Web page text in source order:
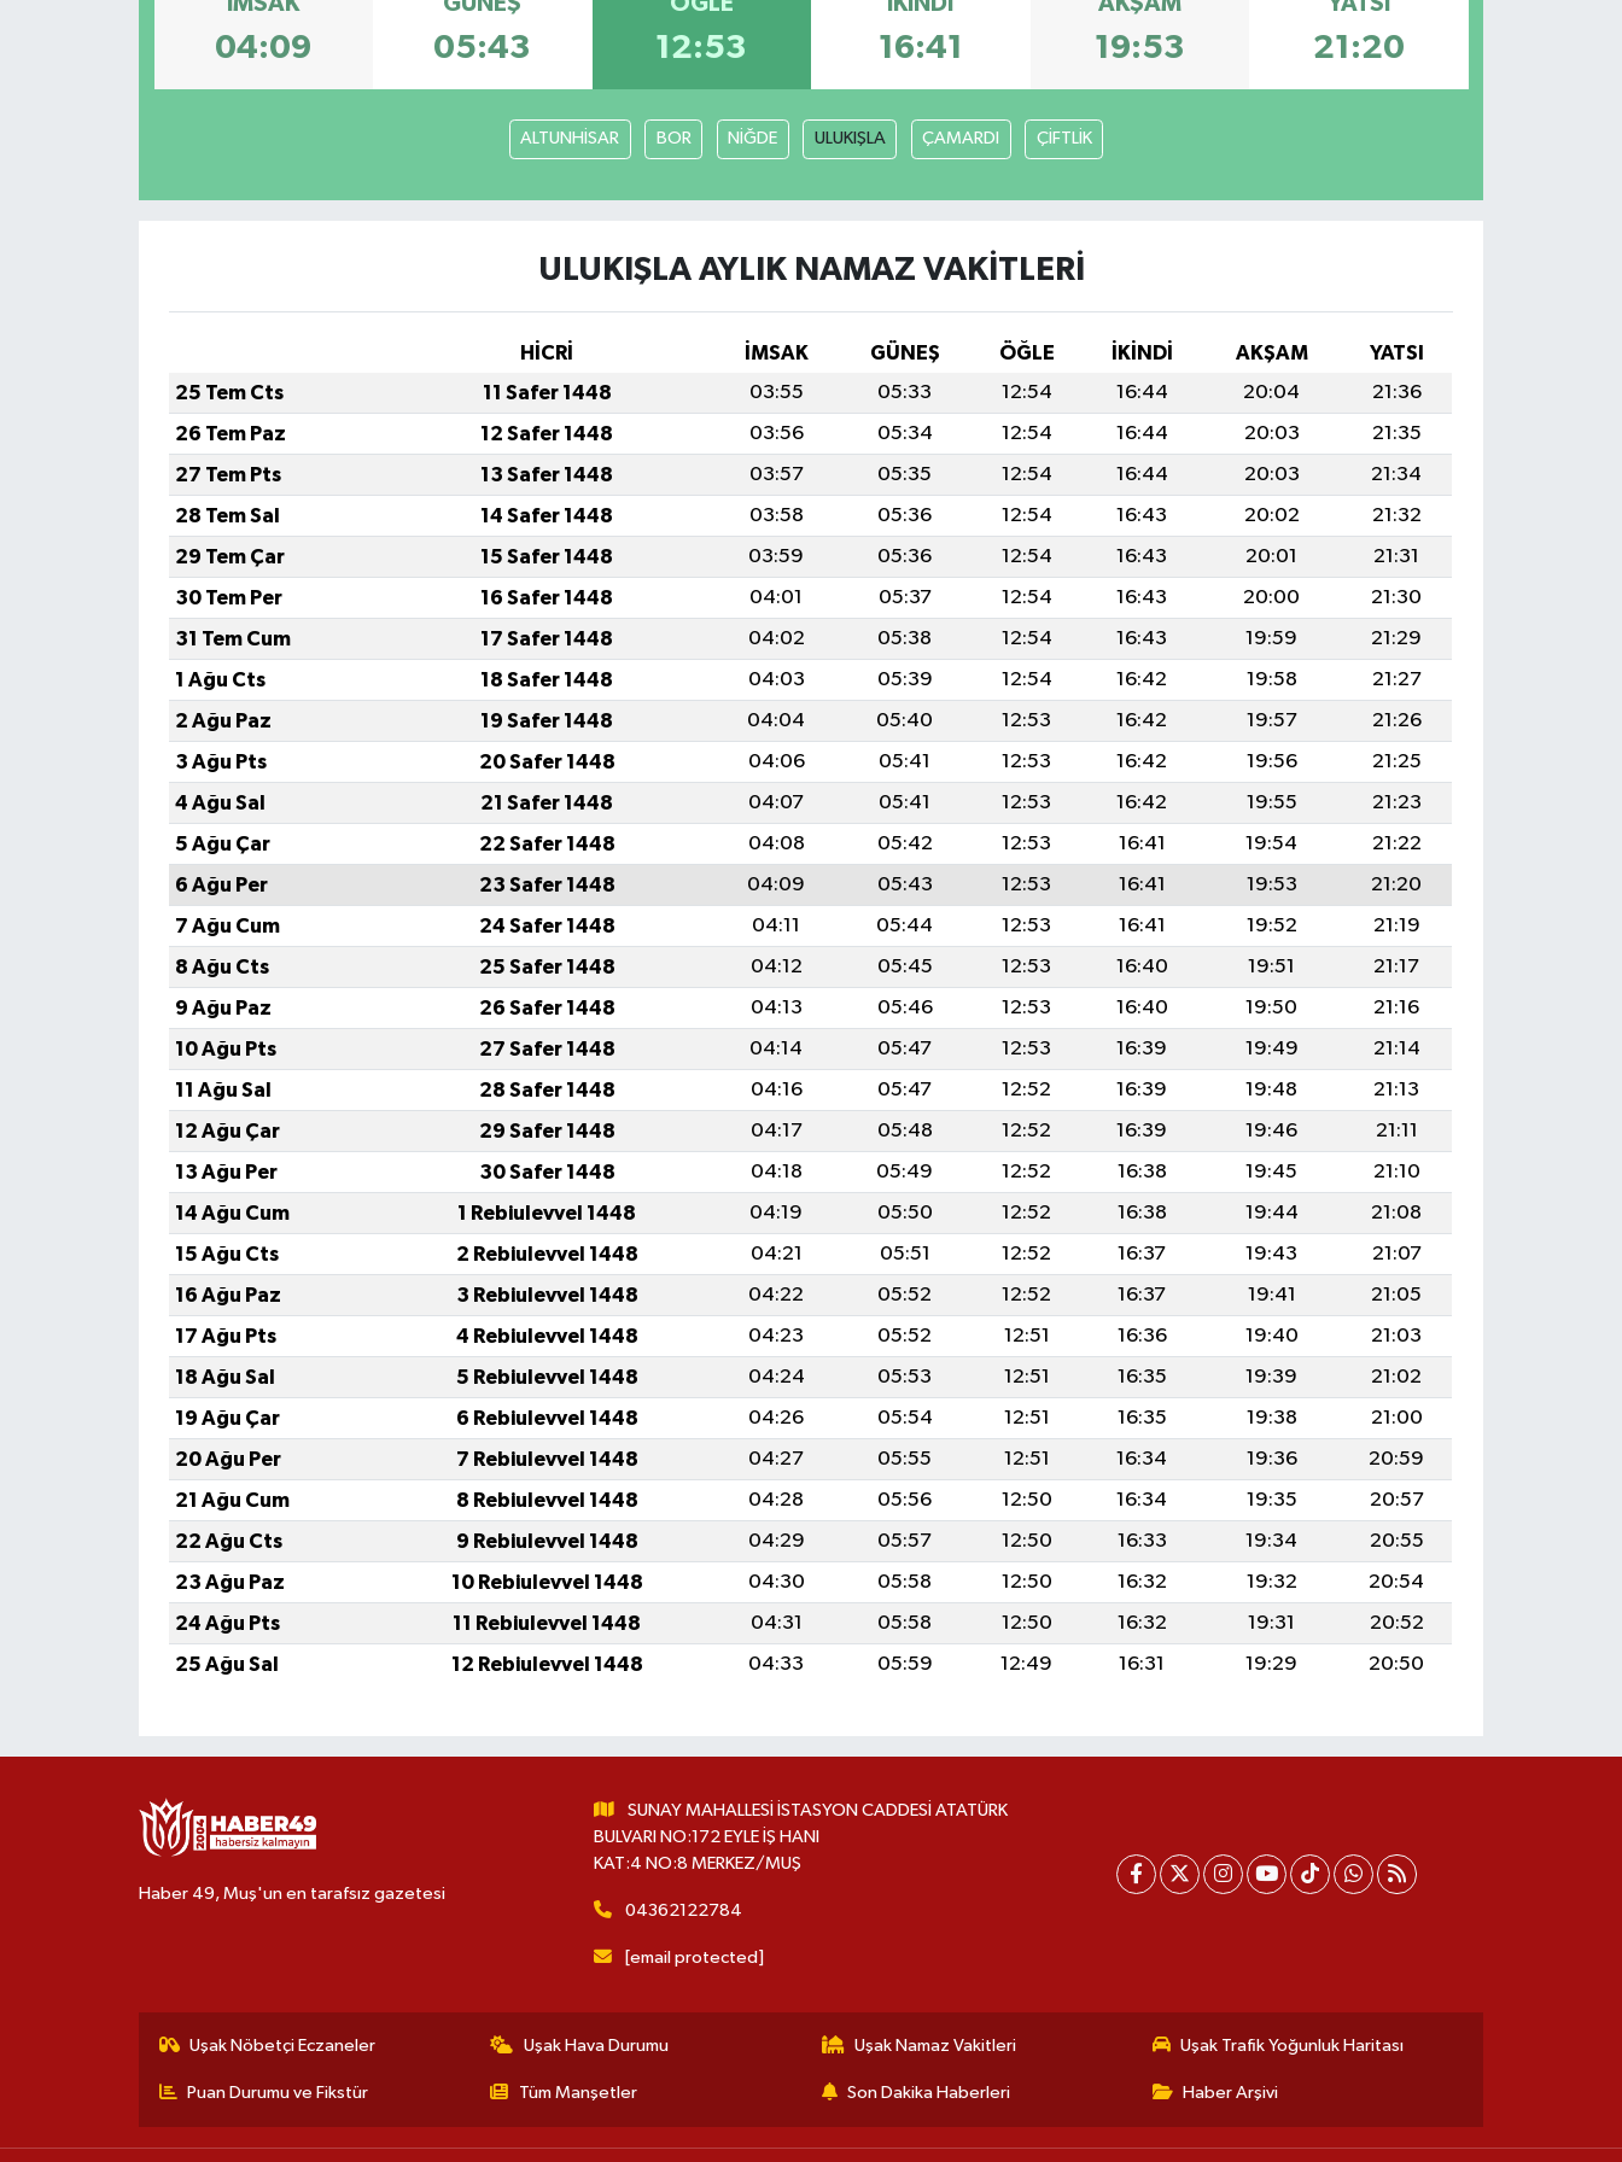
04:09 05:43 12:53 16:41 19:53 21:20
ALTUNHİSAR BOR NİĞDE ULUKIŞLA ÇAMARDI ÇİFTLİK
ULUKIŞLA AYLIK NAMAZ VAKITLERI
HİCRİ İMSAK GÜNEŞ ÖĞLE İKINDI AKŞAM
YATSI
25 Tem Cts
11 Safer 1448 03:55 05:33 12:54 16:44 20:04
21:36
26 Tem Paz
12 Safer 1448 03:56 05:34 12:54 16:44 20:03
21:35
27 Tem Pts
13 Safer 1448 03:57 05:35 12:54 16:44 20:03
21:34
28 Tem Sal
14 Safer 1448 03:58 05:36 12:54 16:43 20:02
21:32
29 Tem Çar
15 Safer 1448 03:59 05:36 12:54 16:43 20:01
21:31
30 Tem Per
16 Safer 1448 04:01 05:37 12:54 16:43 20:00
21:30
31 Tem Cum
17 Safer 1448 04:02 05:38 12:54 16:43 19:59
21:29
1 Ağu Cts
18 Safer 1448 04:03 05:39 12:54 16:42 19:58
21:27
2 Ağu Paz
19 Safer 1448 04:04 05:40 12:53 16:42 19:57
21:26
3 Ağu Pts
20 Safer 1448 04:06 05:41 12:53 16:42 19:56
21:25
4 Ağu Sal
21 Safer 1448 04:07 05:41 12:53 16:42 19:55
21:23
5 Ağu Çar
22 Safer 1448 04:08 05:42 12:53 16:41 19:54
21:22
6 Ağu Per
23 Safer 1448 04:09 05:43 12:53 16:41 19:53
21:20
7 Ağu Cum
24 Safer 1448 04:11 05:44 12:53 16:41 19:52
21:19
8 Ağu Cts
25 Safer 1448 04:12 05:45 12:53 16:40 19:51
21:17
9 Ağu Paz
26 Safer 1448 04:13 05:46 12:53 16:40 19:50
21:16
10 Ağu Pts
27 Safer 1448 04:14 05:47 12:53 16:39 19:49
21:14
11 Ağu Sal
28 Safer 1448 04:16 05:47 12:52 16:39 19:48
21:13
12 Ağu Çar
29 Safer 1448 04:17 05:48 12:52 16:39 19:46
21:11
13 Ağu Per
30 Safer 1448 04:18 05:49 12:52 16:38 19:45
21:10
14 Ağu Cum
1 Rebiulevvel 1448 04:19 05:50 12:52 16:38 19:44
21:08
15 Ağu Cts
2 Rebiulevvel 1448 04:21 05:51 12:52 16:37 19:43
21:07
16 Ağu Paz
3 Rebiulevvel 1448 04:22 05:52 12:52 16:37 19:41
21:05
17 Ağu Pts
4 Rebiulevvel 1448 04:23 05:52 12:51 16:36 19:40
21:03
18 Ağu Sal
5 Rebiulevvel 1448 04:24 05:53 12:51 16:35 19:39
21:02
19 Ağu Çar
6 Rebiulevvel 1448 04:26 05:54 12:51 16:35 19:38
21:00
20 Ağu Per
7 Rebiulevvel 1448 04:27 05:55 12:51 16:34 19:36
20:59
21 Ağu Cum
8 Rebiulevvel 1448 04:28 05:56 12:50 16:34 19:35
20:57
22 Ağu Cts
9 Rebiulevvel 1448 04:29 05:57 12:50 16:33 19:34
20:55
23 Ağu Paz
10 Rebiulevvel 1448 04:30 05:58 12:50 16:32 19:32
20:54
24 Ağu Pts
11 Rebiulevvel 1448 04:31 05:58 12:50 16:32 19:31
20:52
25 Ağu Sal
12 Rebiulevvel 1448 04:33 05:59 12:49 16:31 19:29 20:50
Haber 49, Muş'un en tarafsız gazetesi
SUNAY MAHALLESİ İSTASYON CADDESİ ATATÜRK
BULVARI NO:172 EYLE İŞ HANI
KAT:4 NO:8 MERKEZ/MUŞ
04362122784
[email protected]
Uşak Nöbetçi Eczaneler Uşak Hava Durumu Uşak Namaz Vakitleri Uşak Trafik Yoğunluk Haritası
Puan Durumu ve Fikstür Tüm Manşetler Son Dakika Haberleri Haber Arşivi